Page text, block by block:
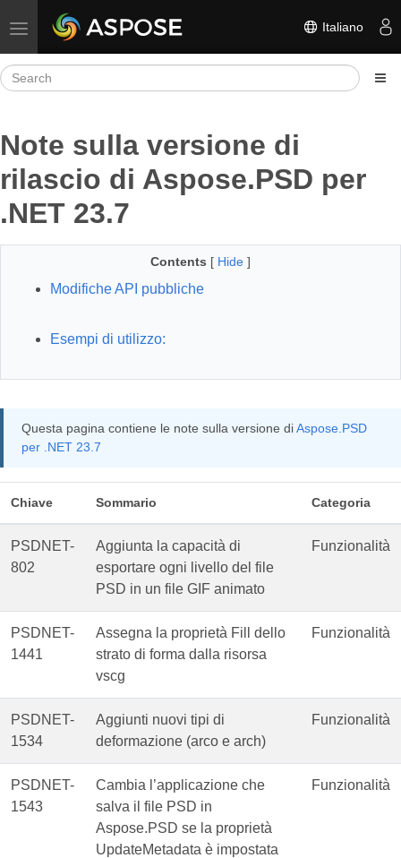
Toggle navigation Italiano
Note sulla versione di
rilascio di Aspose.PSD per
.NET 23.7
Contents [ Hide ]
Modifiche API pubbliche
Esempi di utilizzo:
Questa pagina contiene le note sulla versione diAspose.PSD
per .NET 23.7
Chiave Sommario Categoria
PSDNET-
802
Aggiunta la capacità di
esportare ogni livello del file
PSD in un file GIF animato
Funzionalità
PSDNET-
1441
Assegna la proprietà Fill dello
strato di forma dalla risorsa
vscg
Funzionalità
PSDNET-
1534
Aggiunti nuovi tipi di
deformazione (arco e arch)
Funzionalità
PSDNET-
1543
Cambia l’applicazione che
salva il file PSD in
Aspose.PSD se la proprietà
UpdateMetadata è impostata
Funzionalità